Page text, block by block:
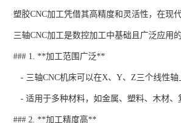
塑胶CNC加工凭借其高精度和灵活性，在现
三轴CNC加工是数控加工中基础且广泛应用
### 1. **加工范围广泛**
- 三轴CNC机床可以在X、Y、Z三个线性轴
- 适用于多种材料，如金属、塑料、木材、
### 2. **加工精度高**